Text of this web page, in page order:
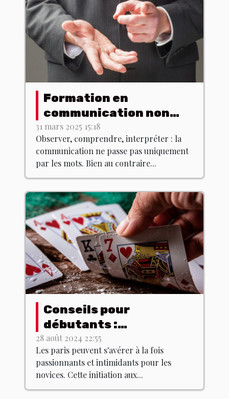
Formation en
communication non
verbale : est-ce que ça
existe ?
31 mars 2025 15:18
Observer, comprendre, interpréter : la
communication ne passe pas uniquement
par les mots. Bien au contraire...
Conseils pour
débutants :
comprendre les bases
des paris
28 août 2024 22:55
Les paris peuvent s'avérer à la fois
passionnants et intimidants pour les
novices. Cette initiation aux...